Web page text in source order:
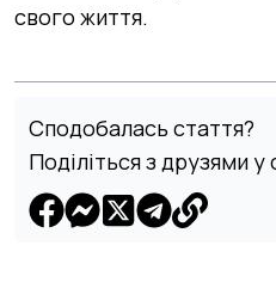
свого життя.
Сподобалась стаття?
Поділіться з друзями